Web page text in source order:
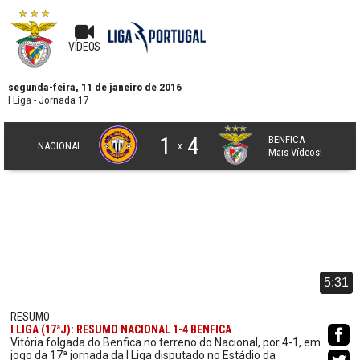
VÍDEOS
segunda-feira, 11 de janeiro de 2016
I Liga - Jornada 17
NACIONAL 1 x 4
BENFICA
Mais Vídeos!
5:31
RESUMO
I LIGA (17ªJ): RESUMO NACIONAL 1-4 BENFICA
Vitória folgada do Benfica no terreno do Nacional, por 4-1, em
jogo da 17ª jornada da I Liga disputado no Estádio da